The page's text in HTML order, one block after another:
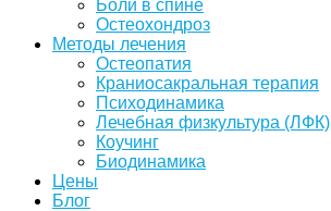
Боли в спине
Остеохондроз
Методы лечения
Остеопатия
Краниосакральная терапия
Психодинамика
Лечебная физкультура (ЛФК)
Коучинг
Биодинамика
Цены
Блог